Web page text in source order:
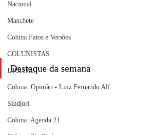
Nacional
Manchete
Coluna Fatos e Versões
COLUNISTAS
DIGITAL
Coluna: Opinião - Luiz Fernando Alf
Sindjori
Coluna: Agenda 21
Destaque da semana